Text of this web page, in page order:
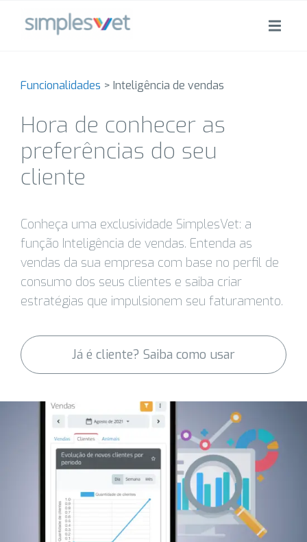
Funcionalidades > Inteligência de vendas
Hora de conhecer as
preferências do seu
cliente
Conheça uma exclusividade SimplesVet: a
função Inteligência de vendas. Entenda as
vendas da sua empresa com base no perfil de
consumo dos seus clientes e saiba criar
estratégias que impulsionem seu faturamento.
Já é cliente? Saiba como usar